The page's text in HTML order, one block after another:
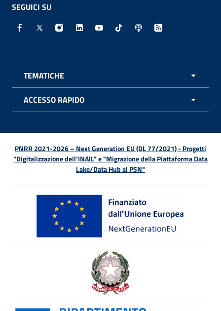
SEGUICI SU
Facebook - Sito esterno - Apertura in nuova finestra
X - Sito esterno - Apertura in nuova finestra
Instagram - Sito esterno - Apertura in
Linkedin - Sito esterno - Apertura in
Youtube - Sito esterno -
TikTok - Sito esterno -
Spreaker - Sito
Feed RSS -
TEMATICHE
ACCESSO RAPIDO
PNRR 2021-2026 – Next Generation EU (DL 77/2021) - Progetti
"Digitalizzazione dell’INAIL" e "Migrazione della Piattaforma Data
Lake/Data Hub al PSN"